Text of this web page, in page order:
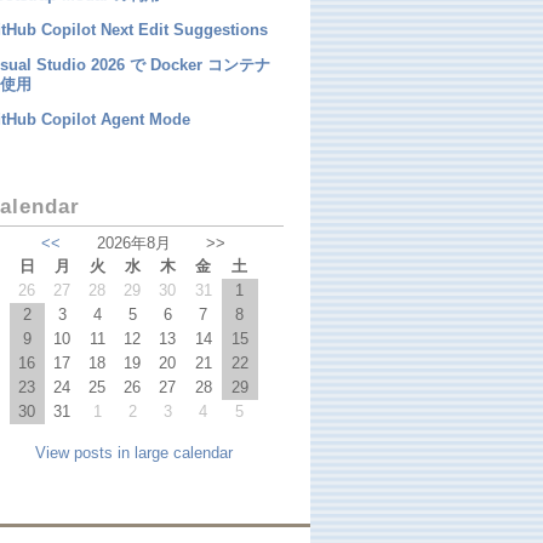
Copilot Next Edit Suggestions
Studio 2026 で Docker コンテナ
用
Copilot Agent Mode
<< 2026年8月
>>
日
月 火 水 木 金
土
26
27 28 29 30 31
1
2
3 4 5 6 7
8
9
10 11 12 13 14
15
16
17 18 19 20 21
22
23
24 25 26 27 28
29
30
31 1 2 3 4 5
View posts in large calendar